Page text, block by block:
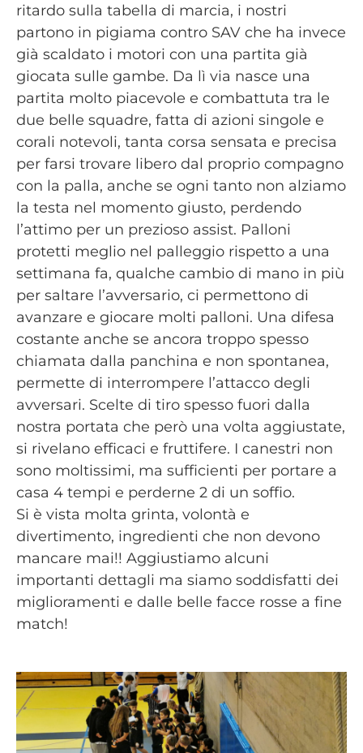
ritardo sulla tabella di marcia, i nostri
partono in pigiama contro SAV che ha invece
già scaldato i motori con una partita già
giocata sulle gambe. Da lì via nasce una
partita molto piacevole e combattuta tra le
due belle squadre, fatta di azioni singole e
corali notevoli, tanta corsa sensata e precisa
per farsi trovare libero dal proprio compagno
con la palla, anche se ogni tanto non alziamo
la testa nel momento giusto, perdendo
l’attimo per un prezioso assist. Palloni
protetti meglio nel palleggio rispetto a una
settimana fa, qualche cambio di mano in più
per saltare l’avversario, ci permettono di
avanzare e giocare molti palloni. Una difesa
costante anche se ancora troppo spesso
chiamata dalla panchina e non spontanea,
permette di interrompere l’attacco degli
avversari. Scelte di tiro spesso fuori dalla
nostra portata che però una volta aggiustate,
si rivelano efficaci e fruttifere. I canestri non
sono moltissimi, ma sufficienti per portare a
casa 4 tempi e perderne 2 di un soffio.
Si è vista molta grinta, volontà e
divertimento, ingredienti che non devono
mancare mai!! Aggiustiamo alcuni
importanti dettagli ma siamo soddisfatti dei
miglioramenti e dalle belle facce rosse a fine
match!